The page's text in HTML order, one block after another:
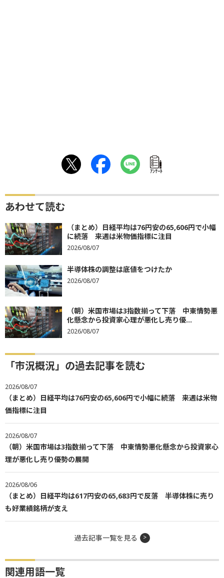
ｱﾝｹｰﾄ
あわせて読む
（まとめ）日経平均は76円安の65,606円で小幅
に続落 来週は米物価指標に注目
2026/08/07
半導体株の調整は底値をつけたか
2026/08/07
（朝）米国市場は3指数揃って下落 中東情勢悪
化懸念から投資家心理が悪化し売り優...
2026/08/07
「市況概況」の過去記事を読む
2026/08/07
（まとめ）日経平均は76円安の65,606円で小幅に続落 来週は米物
価指標に注目
2026/08/07
（朝）米国市場は3指数揃って下落 中東情勢悪化懸念から投資家心
理が悪化し売り優勢の展開
2026/08/06
（まとめ）日経平均は617円安の65,683円で反落 半導体株に売り
も好業績銘柄が支え
過去記事一覧を見る
関連用語一覧